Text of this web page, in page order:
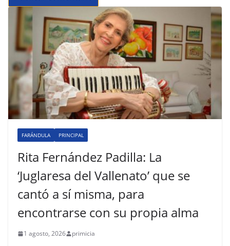
FARÁNDULA PRINCIPAL
Rita Fernández Padilla: La
‘Juglaresa del Vallenato’ que se
cantó a sí misma, para
encontrarse con su propia alma
1 agosto, 2026 primicia